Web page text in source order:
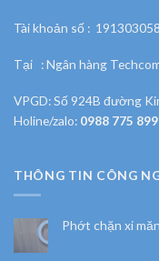
Tài khoản số :
Tại : Ngân hàng
VPGD: Số 924B đường
Holine/zalo: 0988 775 899
THÔNG TIN CÔNG
Phớt chặn xi